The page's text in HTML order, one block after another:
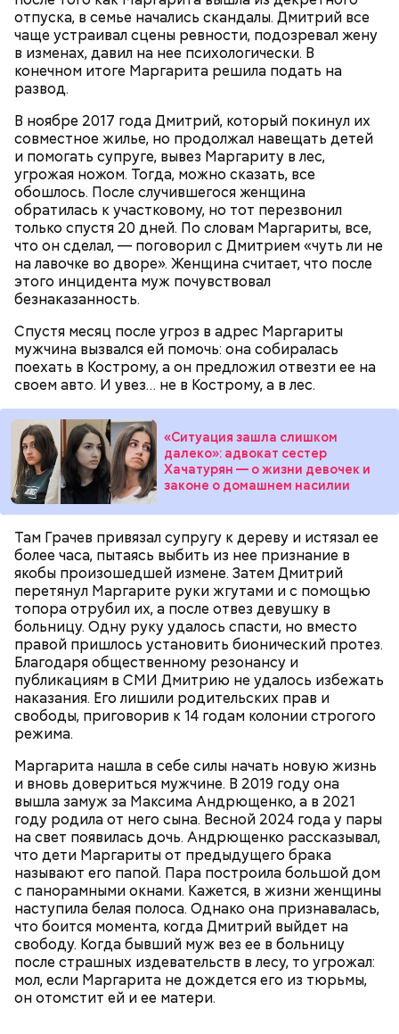
отпуска, в семье начались скандалы. Дмитрий все
чаще устраивал сцены ревности, подозревал жену
в изменах, давил на нее психологически. В
конечном итоге Маргарита решила подать на
развод.
В ноябре 2017 года Дмитрий, который покинул их
совместное жилье, но продолжал навещать детей
и помогать супруге, вывез Маргариту в лес,
угрожая ножом. Тогда, можно сказать, все
обошлось. После случившегося женщина
обратилась к участковому, но тот перезвонил
только спустя 20 дней. По словам Маргариты, все,
что он сделал, — поговорил с Дмитрием «чуть ли не
на лавочке во дворе». Женщина считает, что после
этого инцидента муж почувствовал
безнаказанность.
Спустя месяц после угроз в адрес Маргариты
мужчина вызвался ей помочь: она собиралась
поехать в Кострому, а он предложил отвезти ее на
своем авто. И увез… не в Кострому, а в лес.
«Ситуация зашла слишком
далеко»: адвокат сестер
Хачатурян — о жизни девочек и
законе о домашнем насилии
Там Грачев привязал супругу к дереву и истязал ее
более часа, пытаясь выбить из нее признание в
якобы произошедшей измене. Затем Дмитрий
перетянул Маргарите руки жгутами и с помощью
топора отрубил их, а после отвез девушку в
больницу. Одну руку удалось спасти, но вместо
правой пришлось установить бионический протез.
Благодаря общественному резонансу и
публикациям в СМИ Дмитрию не удалось избежать
наказания. Его лишили родительских прав и
свободы, приговорив к 14 годам колонии строгого
режима.
Маргарита нашла в себе силы начать новую жизнь
и вновь довериться мужчине. В 2019 году она
вышла замуж за Максима Андрющенко, а в 2021
году родила от него сына. Весной 2024 года у пары
на свет появилась дочь. Андрющенко рассказывал,
что дети Маргариты от предыдущего брака
называют его папой. Пара построила большой дом
с панорамными окнами. Кажется, в жизни женщины
наступила белая полоса. Однако она признавалась,
что боится момента, когда Дмитрий выйдет на
свободу. Когда бывший муж вез ее в больницу
после страшных издевательств в лесу, то угрожал:
мол, если Маргарита не дождется его из тюрьмы,
он отомстит ей и ее матери.
В апреле 2024-го умерла 69-летняя бабушка
Миссюры. Внук отравил ее со второй попытки.
Сначала он подмешал химикаты в морс, но
пенсионерка отказалась его пить из-за
приторного вкуса. Тогда молодой человек заставил
женщину выпить противовирусную суспензию,
Также Миссюра пытался отравить брата девушки,
своего дядю и еще одного родственника. Он
регулярно добавлял жертвам химикаты в специи,
напитки и даже святую воду из храма.
— Он также приносил в дом воду из святого
источника, у нее был специфический запах. Воду
вылили, на раковине остались пятна, похожие на
следы от кислотного ожога, — вспоминал
Миссюры
Месть отчиму и любовь к сестре
Что известно о Мутаеве
Долгое время Мутаев занимался вольной борьбой и
даже стал чемпионом России в категории до 97
килограммов. Несмотря на успехи, спортсмен
решил перейти в ММА. Он смог попасть в Школу
имени Абдулманапа Нурмагомедова, отца
чемпиона UFC в легком весе Хабиба
Нурмагомедова. Самыми известными ее
выпускниками являются Ислам Махачев и Усман
Нурмагомедов, ставшие звездами смешанных
единоборств.
Боец дебютировал в промоушене AMC Fight Nights
в ноябре 2023 года. Тогда он победил
азербайджанца Эльгуна Ясибова единогласным
Video
Видео: t.me/fightnightsofficial